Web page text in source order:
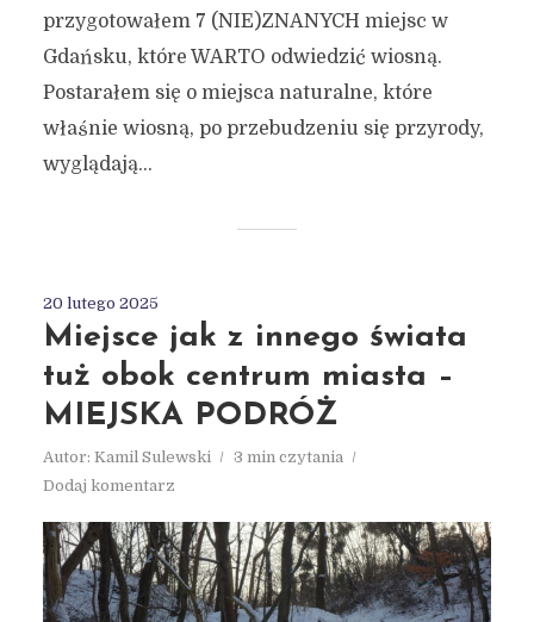
przygotowałem 7 (NIE)ZNANYCH miejsc w
Gdańsku, które WARTO odwiedzić wiosną.
Postarałem się o miejsca naturalne, które
właśnie wiosną, po przebudzeniu się przyrody,
wyglądają...
20 lutego 2025
Miejsce jak z innego świata
tuż obok centrum miasta –
MIEJSKA PODRÓŻ
Autor: Kamil Sulewski
3 min czytania
Dodaj komentarz